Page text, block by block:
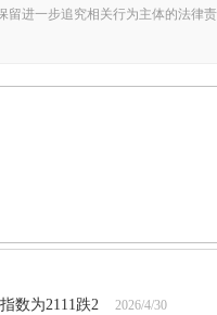
留进一步追究相关行为主体的法律
数为2111跌2 2026/4/30